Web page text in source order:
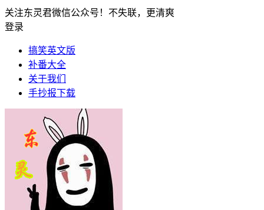
关注东灵君微信公众号！不失联，更清爽
登录
搞笑英文版
补番大全
关于我们
手抄报下载